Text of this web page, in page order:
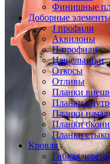
Финишные
Доборные
J профили
Аквилоны
Н профили
Нащельники
Откосы
Отливы
Планки
Планки
Планки
Планки
Планки
Кровля
Гибкая